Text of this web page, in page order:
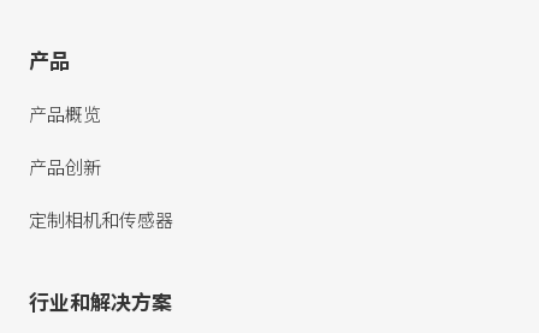
产品
产品概览
产品创新
定制相机和传感器
行业和解决方案